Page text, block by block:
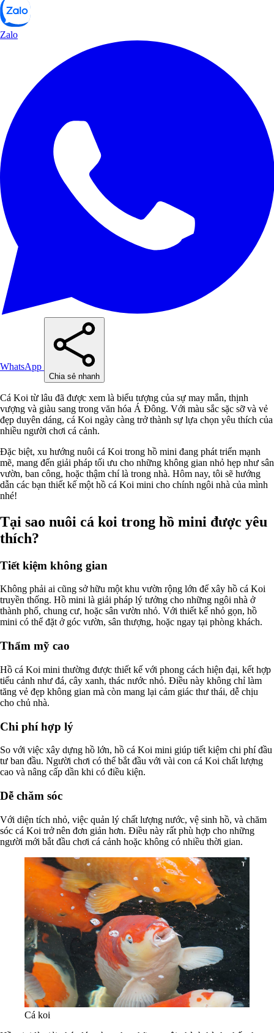
Zalo
WhatsApp
Chia sẻ nhanh
Cá Koi từ lâu đã được xem là biểu tượng của sự may mắn, thịnh
vượng và giàu sang trong văn hóa Á Đông. Với màu sắc sặc sỡ và vẻ
đẹp duyên dáng, cá Koi ngày càng trở thành sự lựa chọn yêu thích của
nhiều người chơi cá cảnh.
Đặc biệt, xu hướng nuôi cá Koi trong hồ mini đang phát triển mạnh
mẽ, mang đến giải pháp tối ưu cho những không gian nhỏ hẹp như sân
vườn, ban công, hoặc thậm chí là trong nhà. Hôm nay, tôi sẽ hướng
dẫn các bạn thiết kế một hồ cá Koi mini cho chính ngôi nhà của mình
nhé!
Tại sao nuôi cá koi trong hồ mini được yêu
thích?
Tiết kiệm không gian
Không phải ai cũng sở hữu một khu vườn rộng lớn để xây hồ cá Koi
truyền thống. Hồ mini là giải pháp lý tưởng cho những ngôi nhà ở
thành phố, chung cư, hoặc sân vườn nhỏ. Với thiết kế nhỏ gọn, hồ
mini có thể đặt ở góc vườn, sân thượng, hoặc ngay tại phòng khách.
Thẩm mỹ cao
Hồ cá Koi mini thường được thiết kế với phong cách hiện đại, kết hợp
tiểu cảnh như đá, cây xanh, thác nước nhỏ. Điều này không chỉ làm
tăng vẻ đẹp không gian mà còn mang lại cảm giác thư thái, dễ chịu
cho chủ nhà.
Chi phí hợp lý
So với việc xây dựng hồ lớn, hồ cá Koi mini giúp tiết kiệm chi phí đầu
tư ban đầu. Người chơi có thể bắt đầu với vài con cá Koi chất lượng
cao và nâng cấp dần khi có điều kiện.
Dễ chăm sóc
Với diện tích nhỏ, việc quản lý chất lượng nước, vệ sinh hồ, và chăm
sóc cá Koi trở nên đơn giản hơn. Điều này rất phù hợp cho những
người mới bắt đầu chơi cá cảnh hoặc không có nhiều thời gian.
Cá koi